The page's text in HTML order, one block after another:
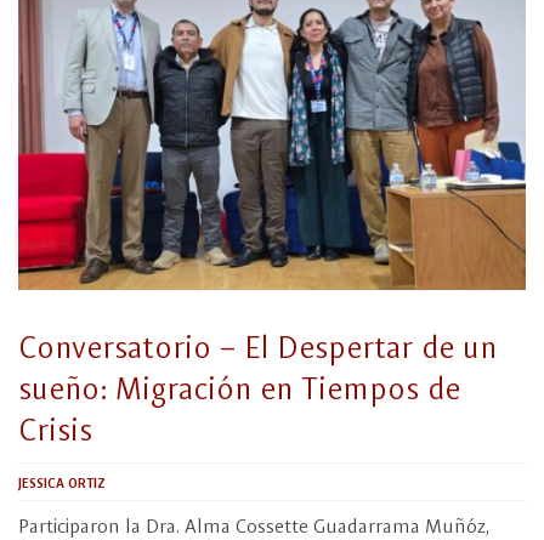
Conversatorio – El Despertar de un
sueño: Migración en Tiempos de
Crisis
JESSICA ORTIZ
Participaron la Dra. Alma Cossette Guadarrama Muñóz,